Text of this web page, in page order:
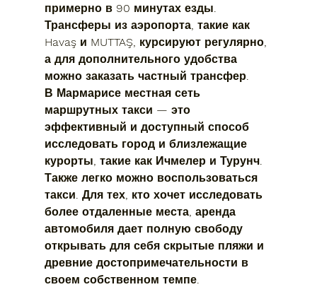
примерно в 90 минутах езды.
Трансферы из аэропорта, такие как
Havaş и MUTTAŞ, курсируют регулярно,
а для дополнительного удобства
можно заказать частный трансфер.
В Мармарисе местная сеть
маршрутных такси — это
эффективный и доступный способ
исследовать город и близлежащие
курорты, такие как Ичмелер и Турунч.
Также легко можно воспользоваться
такси. Для тех, кто хочет исследовать
более отдаленные места, аренда
автомобиля дает полную свободу
открывать для себя скрытые пляжи и
древние достопримечательности в
своем собственном темпе.